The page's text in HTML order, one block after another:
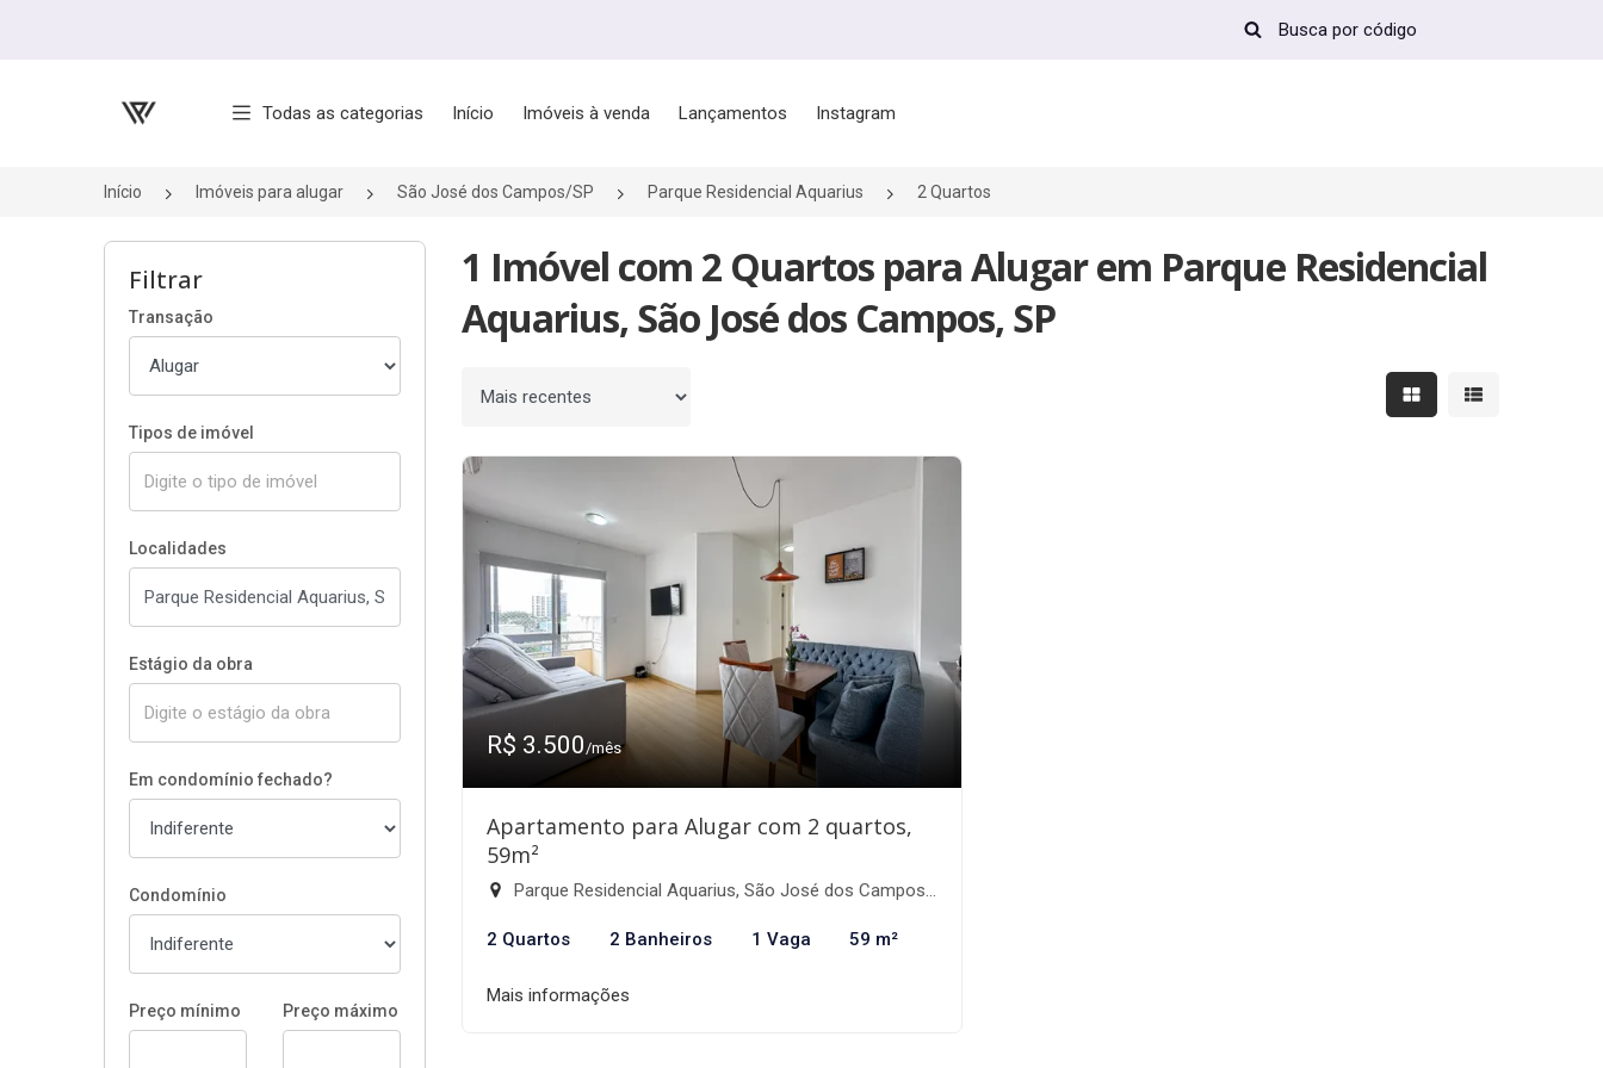
Página inicial
Todas as categorias Início Imóveis à venda Lançamentos Instagram
Início Imóveis para alugar São José dos Campos/SP Parque Residencial Aquarius 2 Quartos
Filtrar
Transação
Tipos de imóvel
Localidades
Estágio da obra
Em condomínio fechado?
Condomínio
Preço mínimo Preço máximo
1 Imóvel com 2 Quartos para Alugar em Parque Residencial
Aquarius, São José dos Campos, SP
Ordenar por Mostrar resultados em
Mostrar
R$ 3.500/mês
Apartamento para Alugar com 2 quartos,
59m²
Parque Residencial Aquarius, São José dos Campos-SP
2 Quartos 2 Banheiros 1 Vaga 59 m²
Mais informações